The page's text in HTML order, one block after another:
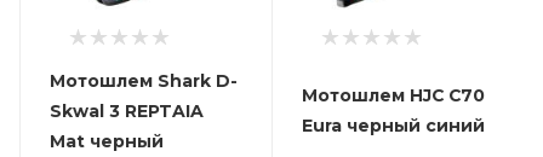
Мотошлем Shark D-
Skwal 3 REPTAIA
Mat черный
Мотошлем HJC C70
Eura черный синий